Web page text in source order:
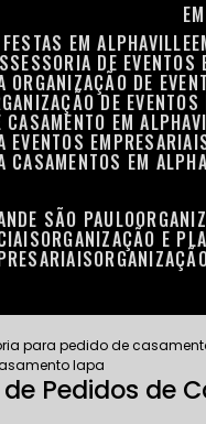
EM ALPHAVILLE
DE EVENTOS
ORGANIZAÇÃO DE
DE
CASAMENTO EM
EVENTOS
CASAMENTOS EM
SÃO PAULO
ORGANIZAÇÃO E
para pedido de
lapa
Pedidos de